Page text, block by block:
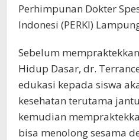
Perhimpunan Dokter
Indonesi (PERKI)
Sebelum
Hidup Dasar, dr.
edukasi kepada siswa
kesehatan terutama
kemudian
bisa menolong sesama